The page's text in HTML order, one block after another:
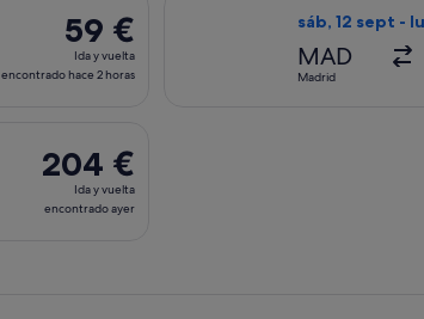
hace
4 días
59 €
Ida
y
hace
2 horas
59 €
Ida y vuelta
encontrado hace 2 horas
sáb, 12 sept -
MAD
Madrid
204 €
Ida
y
204 €
Ida y vuelta
encontrado ayer